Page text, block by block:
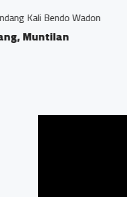
Mata Air Congkrang
-, Congkrang, Muntilan